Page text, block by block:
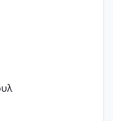
παιδικό στ